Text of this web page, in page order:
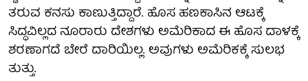
ತರುವ ಕನಸು ಕಾಣುತ್ತಿದ್ದಾರೆ. ಹೊಸ ಹಣಕಾಸಿನ ಆಟಕ್ಕೆ
ಸಿದ್ಧವಿಲ್ಲದ ನೂರಾರು ದೇಶಗಳು ಅಮೆರಿಕಾದ ಈ ಹೊಸ ದಾಳಕ್ಕೆ
ಶರಣಾಗದೆ ಬೇರೆ ದಾರಿಯಿಲ್ಲ. ಅವುಗಳು ಅಮೆರಿಕಕ್ಕೆ ಸುಲಭ
ತುತ್ತು.